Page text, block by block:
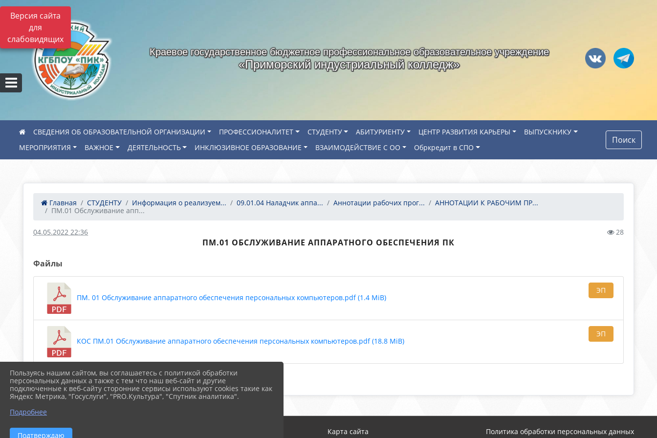
Версия сайта
для
слабовидящих
Краевое государственное бюджетное профессиональное образовательное учреждение
«Приморский индустриальный колледж»
СВЕДЕНИЯ ОБ ОБРАЗОВАТЕЛЬНОЙ ОРГАНИЗАЦИИ ПРОФЕССИОНАЛИТЕТ СТУДЕНТУ АБИТУРИЕНТУ ЦЕНТР РАЗВИТИЯ КАРЬЕРЫ
ВЫПУСКНИКУ
МЕРОПРИЯТИЯ
ВАЖНОЕ ДЕЯТЕЛЬНОСТЬ ИНКЛЮЗИВНОЕ ОБРАЗОВАНИЕ ВЗАИМОДЕЙСТВИЕ С ОО Обркредит в СПО
Поиск
Главная СТУДЕНТУ Информация о реализуем... 09.01.04 Наладчик аппа... Аннотации рабочих прог...
АННОТАЦИИ К РАБОЧИМ ПР...
ПМ.01 Обслуживание апп...
04.05.2022 22:36 28
ПМ.01 ОБСЛУЖИВАНИЕ АППАРАТНОГО ОБЕСПЕЧЕНИЯ ПК
Файлы
ПМ. 01 Обслуживание аппаратного обеспечения персональных компьютеров.pdf (1.4 MiB)
ЭП
КОС ПМ.01 Обслуживание аппаратного обеспечения персональных компьютеров.pdf (18.8 MiB)
ЭП
Скачать все
2026 г. arspik.ru Карта сайта Политика обработки персональных данных
Пользуясь нашим сайтом, вы соглашаетесь с политикой обработки
персональных данных а также с тем что наш веб-сайт и другие
подключенные к веб-сайту сторонние сервисы используют cookies такие как
Яндекс Метрика, "Госуслуги", "PRO.Культура", "Спутник аналитика".
Подробнее
Подтверждаю